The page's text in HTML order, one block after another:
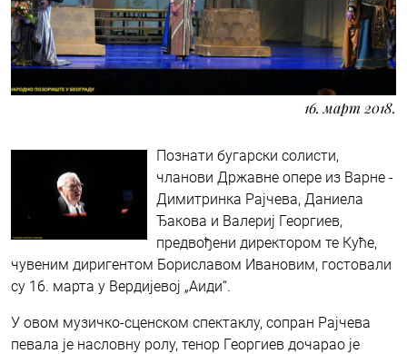
16. март 2018.
Познати бугарски солисти,
чланови Државне опере из Варне -
Димитринка Рајчева, Даниела
Ђакова и Валериј Георгиев,
предвођени директором те Куће,
чувеним диригентом Бориславом Ивановим, гостовали
су 16. марта у Вердијевој „Аиди“.
У овом музичко-сценском спектаклу, сопран Рајчева
певала је насловну ролу, тенор Георгиев дочарао је